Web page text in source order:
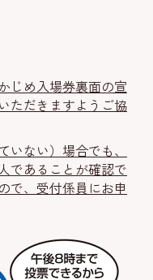
じめ入場券裏面の宣
ただきますようご協
ない）場合でも、
であることが確認で
で、受付係員にお申